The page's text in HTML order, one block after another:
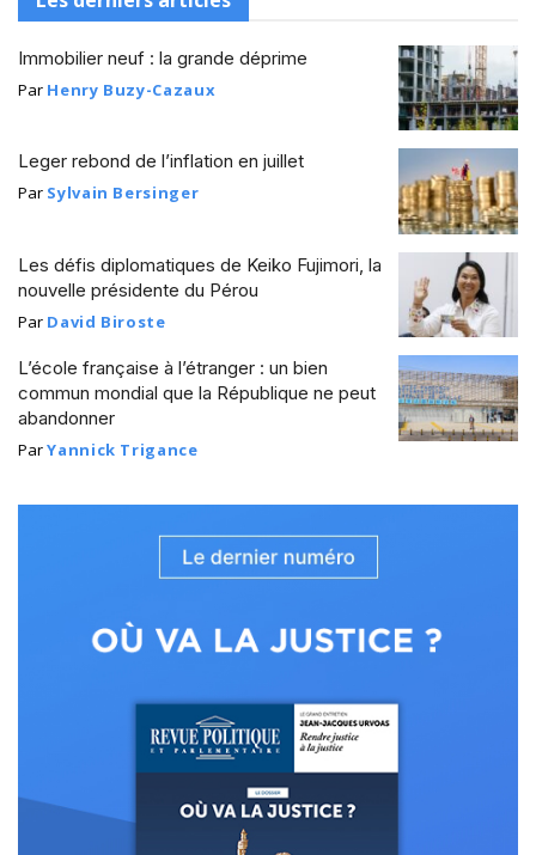
Immobilier neuf : la grande déprime
Par Henry Buzy-Cazaux
Leger rebond de l’inflation en juillet
Par Sylvain Bersinger
Les défis diplomatiques de Keiko Fujimori, la
nouvelle présidente du Pérou
Par David Biroste
L’école française à l’étranger : un bien
commun mondial que la République ne peut
abandonner
ParYannick Trigance